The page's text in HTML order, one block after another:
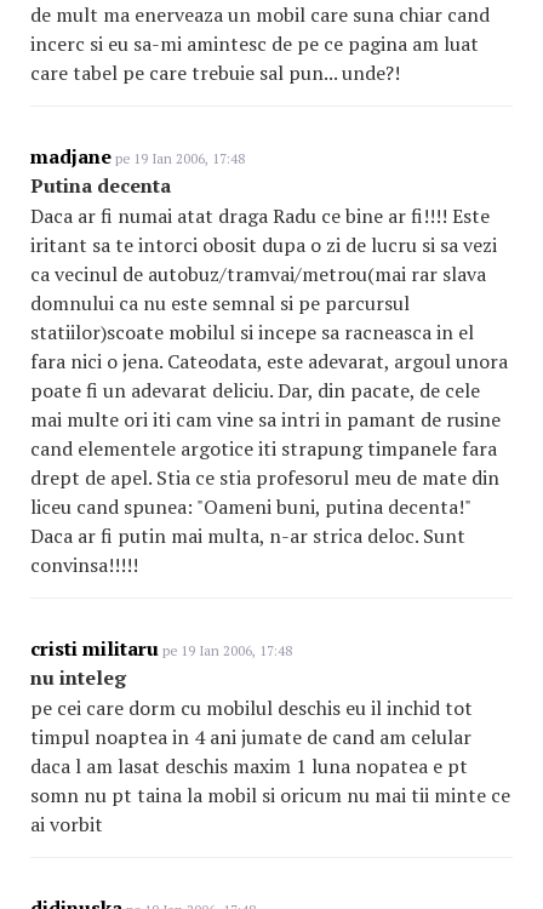
de mult ma enerveaza un mobil care suna chiar cand
incerc si eu sa-mi amintesc de pe ce pagina am luat
care tabel pe care trebuie sal pun... unde?!
madjane pe 19 Ian 2006, 17:48
Putina decenta
Daca ar fi numai atat draga Radu ce bine ar fi!!!! Este
iritant sa te intorci obosit dupa o zi de lucru si sa vezi
ca vecinul de autobuz/tramvai/metrou(mai rar slava
domnului ca nu este semnal si pe parcursul
statiilor)scoate mobilul si incepe sa racneasca in el
fara nici o jena. Cateodata, este adevarat, argoul unora
poate fi un adevarat deliciu. Dar, din pacate, de cele
mai multe ori iti cam vine sa intri in pamant de rusine
cand elementele argotice iti strapung timpanele fara
drept de apel. Stia ce stia profesorul meu de mate din
liceu cand spunea: "Oameni buni, putina decenta!"
Daca ar fi putin mai multa, n-ar strica deloc. Sunt
convinsa!!!!!
cristi militaru pe 19 Ian 2006, 17:48
nu inteleg
pe cei care dorm cu mobilul deschis eu il inchid tot
timpul noaptea in 4 ani jumate de cand am celular
daca l am lasat deschis maxim 1 luna nopatea e pt
somn nu pt taina la mobil si oricum nu mai tii minte ce
ai vorbit